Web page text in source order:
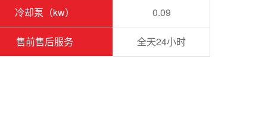
冷却泵（kw） 0.09
售前售后服务 全天24小时